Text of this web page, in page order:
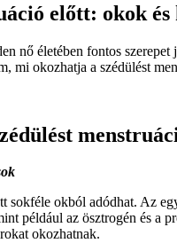
előtt: okok és
nő életében fontos
mi okozhatja a szédülést
sokféle okból adódhat. Az
például az ösztrogén és a
okozhatnak.